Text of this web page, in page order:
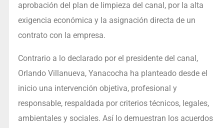
aprobación del plan de limpieza del canal, por la alta
exigencia económica y la asignación directa de un
contrato con la empresa.
Contrario a lo declarado por el presidente del canal,
Orlando Villanueva, Yanacocha ha planteado desde el
inicio una intervención objetiva, profesional y
responsable, respaldada por criterios técnicos, legales,
ambientales y sociales. Así lo demuestran los acuerdos